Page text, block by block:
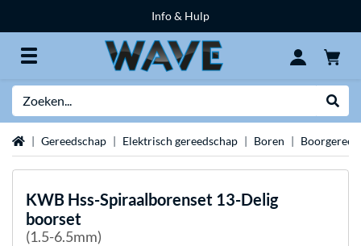
Info & Hulp
HomeGereedschap Elektrisch gereedschap Boren
KWB Hss-Spiraalborenset 13-Delig
boorset
(1.5-6.5mm)